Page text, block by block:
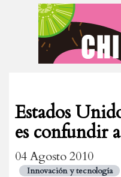
Estados
es confundir
04 Agosto 2010
Innovación y tecnología